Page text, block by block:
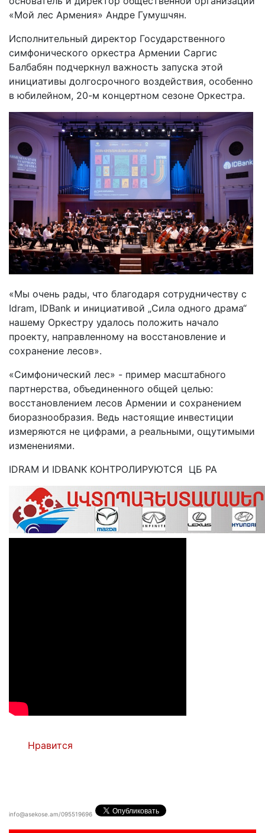
«Мой лес Армения» Андре Гумушчян.
Исполнительный директор Государственного
симфонического оркестра Армении Саргис
Балбабян подчеркнул важность запуска этой
инициативы долгосрочного воздействия, особенно
в юбилейном, 20-м концертном сезоне Оркестра.
«Мы очень рады, что благодаря сотрудничеству с
Idram, IDBank и инициативой „Сила одного драма“
нашему Оркестру удалось положить начало
проекту, направленному на восстановление и
сохранение лесов».
«Симфонический лес» - пример масштабного
партнерства, объединенного общей целью:
восстановлением лесов Армении и сохранением
биоразнообразия. Ведь настоящие инвестиции
измеряются не цифрами, а реальными, ощутимыми
изменениями.
IDRAM И IDBANK КОНТРОЛИРУЮТСЯ ЦБ РА
Нравится
info@asekose.am/095519696